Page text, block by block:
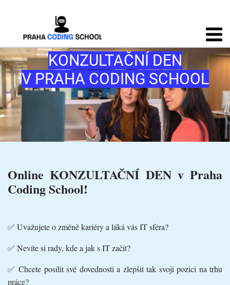
KONZULTAČNÍ DEN
V PRAHA CODING SCHOOL
Online KONZULTAČNÍ DEN v Praha
Coding School!
✅ Uvažujete o změně kariéry a láká vás IT sféra?
✅ Nevíte si rady, kde a jak s IT začít?
✅ Chcete posílit své dovednosti a zlepšit tak svoji pozici na trhu
práce?